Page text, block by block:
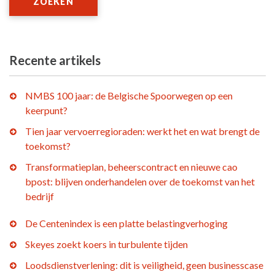
Recente artikels
NMBS 100 jaar: de Belgische Spoorwegen op een
keerpunt?
Tien jaar vervoerregioraden: werkt het en wat brengt de
toekomst?
Transformatieplan, beheerscontract en nieuwe cao
bpost: blijven onderhandelen over de toekomst van het
bedrijf
De Centenindex is een platte belastingverhoging
Skeyes zoekt koers in turbulente tijden
Loodsdienstverlening: dit is veiligheid, geen businesscase